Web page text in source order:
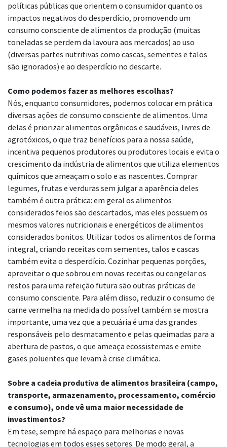
políticas públicas que orientem o consumidor quanto os
impactos negativos do desperdício, promovendo um
consumo consciente de alimentos da produção (muitas
toneladas se perdem da lavoura aos mercados) ao uso
(diversas partes nutritivas como cascas, sementes e talos
são ignorados) e ao desperdício no descarte.
Como podemos fazer as melhores escolhas?
Nós, enquanto consumidores, podemos colocar em prática
diversas ações de consumo consciente de alimentos. Uma
delas é priorizar alimentos orgânicos e saudáveis, livres de
agrotóxicos, o que traz benefícios para a nossa saúde,
incentiva pequenos produtores ou produtores locais e evita o
crescimento da indústria de alimentos que utiliza elementos
químicos que ameaçam o solo e as nascentes. Comprar
legumes, frutas e verduras sem julgar a aparência deles
também é outra prática: em geral os alimentos
considerados feios são descartados, mas eles possuem os
mesmos valores nutricionais e energéticos de alimentos
considerados bonitos. Utilizar todos os alimentos de forma
integral, criando receitas com sementes, talos e cascas
também evita o desperdício. Cozinhar pequenas porções,
aproveitar o que sobrou em novas receitas ou congelar os
restos para uma refeição futura são outras práticas de
consumo consciente. Para além disso, reduzir o consumo de
carne vermelha na medida do possível também se mostra
importante, uma vez que a pecuária é uma das grandes
responsáveis pelo desmatamento e pelas queimadas para a
abertura de pastos, o que ameaça ecossistemas e emite
gases poluentes que levam à crise climática.
Sobre a cadeia produtiva de alimentos brasileira (campo,
transporte, armazenamento, processamento, comércio
e consumo), onde vê uma maior necessidade de
investimentos?
Em tese, sempre há espaço para melhorias e novas
tecnologias em todos esses setores. De modo geral, a